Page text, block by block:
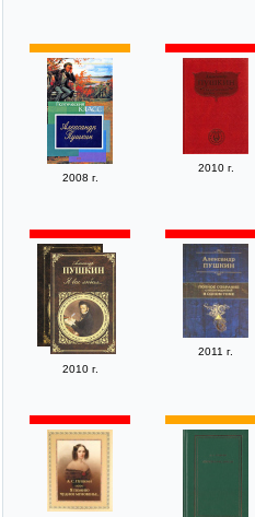
2008 г.
2010 г.
2010 г.
2011 г.